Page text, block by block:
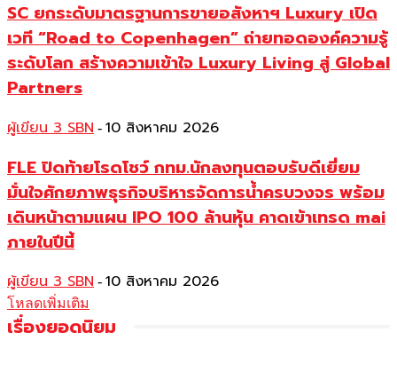
SC ยกระดับมาตรฐานการขายอสังหาฯ Luxury เปิด
เวที “Road to Copenhagen” ถ่ายทอดองค์ความรู้
ระดับโลก สร้างความเข้าใจ Luxury Living สู่ Global
Partners
ผู้เขียน 3 SBN - 10 สิงหาคม 2026
FLE ปิดท้ายโรดโชว์ กทม.นักลงทุนตอบรับดีเยี่ยม
มั่นใจศักยภาพธุรกิจบริหารจัดการน้ำครบวงจร พร้อม
เดินหน้าตามแผน IPO 100 ล้านหุ้น คาดเข้าเทรด mai
ภายในปีนี้
ผู้เขียน 3 SBN - 10 สิงหาคม 2026
โหลดเพิ่มเติม
เรื่องยอดนิยม